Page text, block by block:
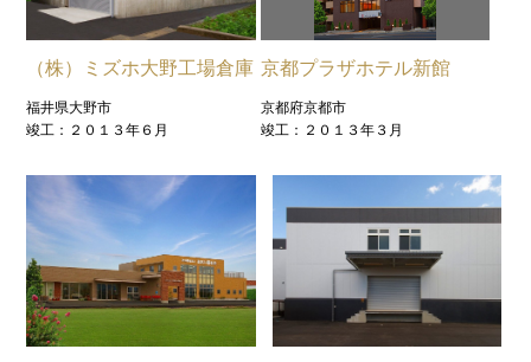
（株）ミズホ大野工場倉庫
福井県大野市
竣工：２０１３年６月
京都プラザホテル新館
京都府京都市
竣工：２０１３年３月